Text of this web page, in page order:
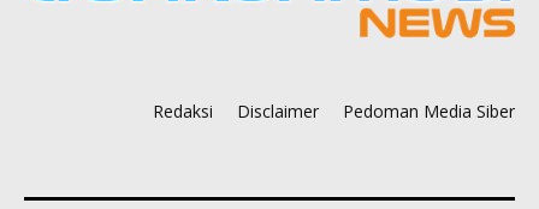
Redaksi Disclaimer Pedoman Media Siber